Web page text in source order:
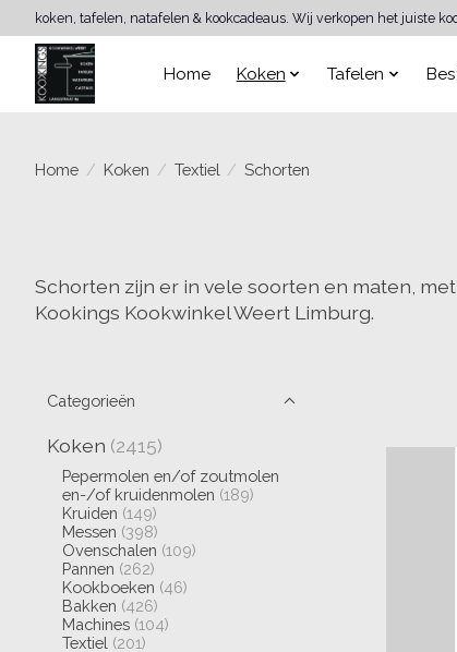
koken, tafelen, natafelen & kookcadeaus. Wij verkopen het juiste
Home Koken Tafelen
Home / Koken / Textiel / Schorten
Schorten zijn er in vele soorten en maten,
Kookings Kookwinkel Weert Limburg.
Categorieën
Koken (2415)
Pepermolen en/of zoutmolen
en-/of kruidenmolen (189)
Kruiden (149)
Messen (398)
Ovenschalen (109)
Pannen (262)
Kookboeken (46)
Bakken (426)
Machines (104)
Textiel (201)